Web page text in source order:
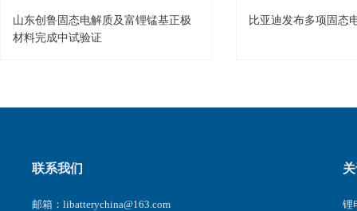
山东创鲁固态电解质及富锂锰基正极
材料完成中试验证
比亚迪发布多项固态
联系我们
邮箱：libatterychina@163.com 锂